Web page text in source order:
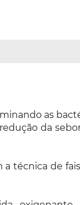
as
da
a técnica de